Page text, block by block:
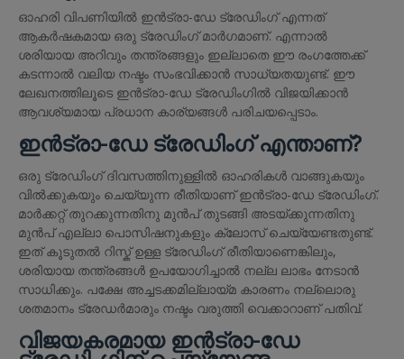
ഓഹരി വിപണിയിൽ ഇൻട്രാ-ഡേ ട്രേഡിംഗ് എന്നത്
ആകർഷകമായ ഒരു ട്രേഡിംഗ് മാർഗമാണ്. എന്നാൽ
ശരിയായ അറിവും തന്ത്രങ്ങളും ഇല്ലാതെ ഈ രംഗത്തേക്ക്
കടന്നാൽ വലിയ നഷ്ടം സംഭവിക്കാൻ സാധ്യതയുണ്ട്. ഈ
ലേഖനത്തിലൂടെ ഇൻട്രാ-ഡേ ട്രേഡിംഗിൽ വിജയിക്കാൻ
ആവശ്യമായ പ്രധാന കാര്യങ്ങൾ പരിചയപ്പെടാം.
ഇൻട്രാ-ഡേ ട്രേഡിംഗ് എന്താണ്?
ഒരു ട്രേഡിംഗ് ദിവസത്തിനുള്ളിൽ ഓഹരികൾ വാങ്ങുകയും
വിൽക്കുകയും ചെയ്യുന്ന രീതിയാണ് ഇൻട്രാ-ഡേ ട്രേഡിംഗ്.
മാർക്കറ്റ് തുറക്കുന്നതിനു മുൻപ് തുടങ്ങി അടയ്ക്കുന്നതിനു
മുൻപ് എല്ലാ പൊസിഷനുകളും ക്ലോസ് ചെയ്യേണ്ടതുണ്ട്.
ഇത് കൂടുതൽ റിസ്ക് ഉള്ള ട്രേഡിംഗ് രീതിയാണെങ്കിലും,
ശരിയായ തന്ത്രങ്ങൾ ഉപയോഗിച്ചാൽ നല്ല ലാഭം നേടാൻ
സാധിക്കും. പക്ഷേ അച്ചടക്കമില്ലായ്മ കാരണം നല്ലൊരു
ശതമാനം ട്രേഡർമാരും നഷ്ടം വരുത്തി വെക്കാറാണ് പതിവ്.
വിജയകരമായ ഇൻട്രാ-ഡേ